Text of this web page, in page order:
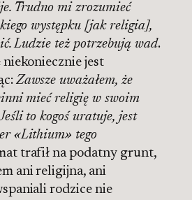
Trudno mi zrozumieć
występku [jak religia],
Ludzie też potrzebują wad.
niekoniecznie jest
Zawsze uważałem, że
mieć religię w swoim
to kogoś uratuje, jest
«Lithium» tego
trafił na podatny grunt,
ani religijna, ani
rodzice nie